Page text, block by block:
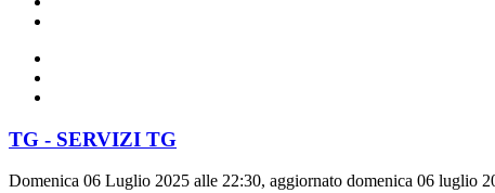
TG - SERVIZI TG
Domenica 06 Luglio 2025 alle 22:30, aggiornato domenica 06 luglio